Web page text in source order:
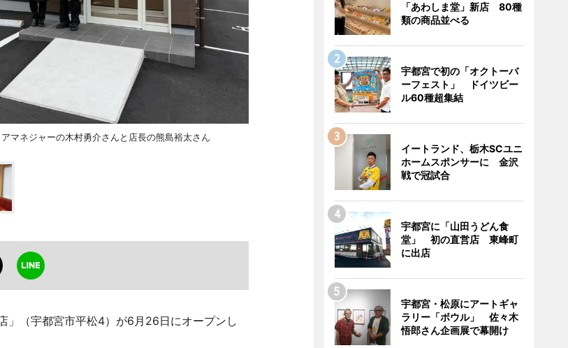
マネジャーの木村勇介さんと店長の熊島裕太さん
（宇都宮市平松4）が6月26日にオープンし
「あわしま堂」新店 80種
類の商品並べる
宇都宮で初の「オクトーバ
ーフェスト」 ドイツビー
ル60種超集結
イートランド、栃木SCユニ
ホームスポンサーに 金沢
戦で冠試合
宇都宮に「山田うどん食
堂」 初の直営店 東峰町
に出店
宇都宮・松原にアートギャ
ラリー「ボウル」 佐々木
悟郎さん企画展で幕開け